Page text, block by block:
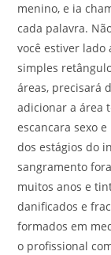
menino, e ia
cada palavra.
você estiver lado
simples
áreas, precisará
adicionar a área
escancara sexo e
dos estágios do
sangramento
muitos anos e
danificados e
formados em
o profissional